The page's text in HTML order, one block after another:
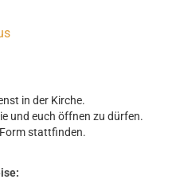
in der Kirche.
und euch öffnen zu dürfen.
stattfinden.